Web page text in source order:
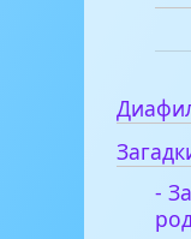
-